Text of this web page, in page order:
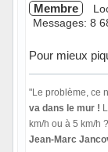
Membre
Messages: 8
Pour mieux
"Le problème, ce
va dans le mur !
km/h ou à 5 km/h
Jean-Marc